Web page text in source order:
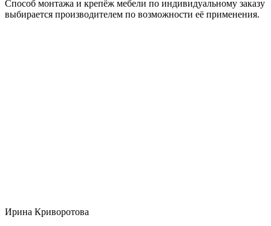
Способ монтажа и крепёж мебели по индивидуальному заказу
выбирается производителем по возможности её применения.
Ирина Криворотова